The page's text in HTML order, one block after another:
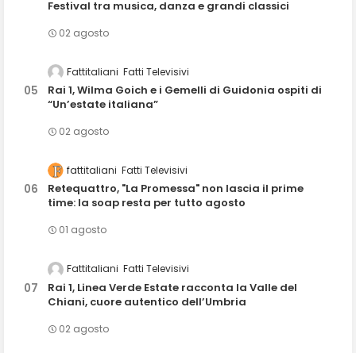
Festival tra musica, danza e grandi classici
02 agosto
Fattitaliani Fatti Televisivi
Rai 1, Wilma Goich e i Gemelli di Guidonia ospiti di
“Un’estate italiana”
02 agosto
fattitaliani Fatti Televisivi
Retequattro, "La Promessa" non lascia il prime
time: la soap resta per tutto agosto
01 agosto
Fattitaliani Fatti Televisivi
Rai 1, Linea Verde Estate racconta la Valle del
Chiani, cuore autentico dell’Umbria
02 agosto